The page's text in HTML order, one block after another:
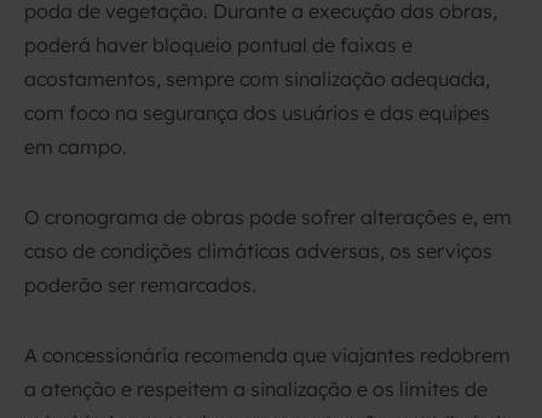
poda de vegetação. Durante a execução das obras,
poderá haver bloqueio pontual de faixas e
acostamentos, sempre com sinalização adequada,
com foco na segurança dos usuários e das equipes
em campo.
O cronograma de obras pode sofrer alterações e, em
caso de condições climáticas adversas, os serviços
poderão ser remarcados.
A concessionária recomenda que viajantes redobrem
a atenção e respeitem a sinalização e os limites de